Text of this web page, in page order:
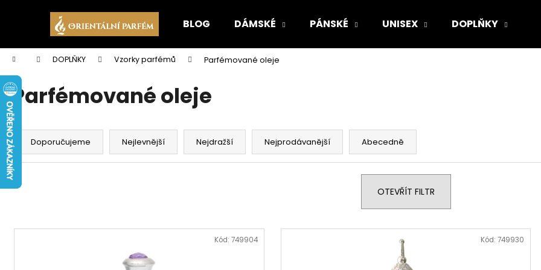
BLOG DÁMSKÉ PÁNSKÉ UNISEX DOPLŇKY
Domů DOPLŇKY Vzorky parfémů Parfémované oleje
Parfémované oleje
Ř
a
z
e
n
Doporučujeme Nejlevnější Nejdražší Nejprodávanější Abecedně
OTEVŘÍT FILTR
V
Kód: 749904 Kód:749930
í
Zpět
do
obchodu
Zpět
do
obchodu
Co potřebujete najít?
Doporučujeme